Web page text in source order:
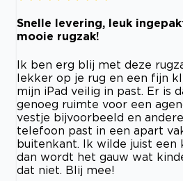
Snelle levering, leuk
mooie rugzak!
Ik ben erg blij met deze
lekker op je rug en een fijn
mijn iPad veilig in past. Er is
genoeg ruimte voor een
vestje bijvoorbeeld en
telefoon past in een apart
buitenkant. Ik wilde juist een
dan wordt het gauw wat
dat niet. Blij mee!